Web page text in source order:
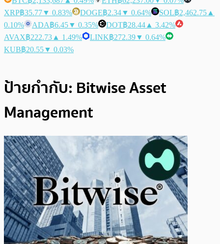
XRP฿35.77▼ 0.83% DOGE฿2.34▼ 0.64% SOL฿2,462.75 ▲
0.10%
ADA฿6.45▼ 0.35% DOT฿28.44 ▲ 3.42%
AVAX฿222.73 ▲ 1.49% LINK฿272.39▼ 0.64%
KUB฿20.55▼ 0.03%
ป้ายกำกับ: Bitwise Asset
Management